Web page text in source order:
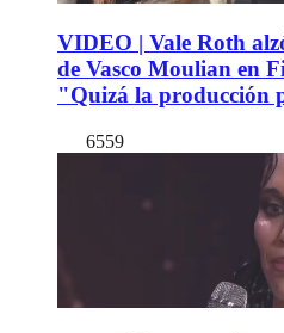
VIDEO | Vale Roth
de Vasco Moulian en
"Quizá la producción
6559